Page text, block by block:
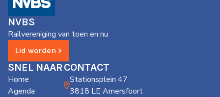
NVBS
Wegwijzer
Mijn
NVBS
NVBS
Railvereniging van toen en nu
Lid worden >
SNEL NAAR
Home
Agenda
CONTACT
Stationsplein 47
3818 LE Amersfoort